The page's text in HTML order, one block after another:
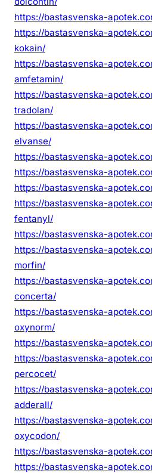
https://bastasvenska-
https://bastasvenska-
kokain/
https://bastasvenska-
amfetamin/
https://bastasvenska-
tradolan/
https://bastasvenska-
elvanse/
https://bastasvenska-
https://bastasvenska-
https://bastasvenska-
https://bastasvenska-
fentanyl/
https://bastasvenska-
https://bastasvenska-
morfin/
https://bastasvenska-
concerta/
https://bastasvenska-
oxynorm/
https://bastasvenska-
https://bastasvenska-
percocet/
https://bastasvenska-
adderall/
https://bastasvenska-
oxycodon/
https://bastasvenska-
https://bastasvenska-